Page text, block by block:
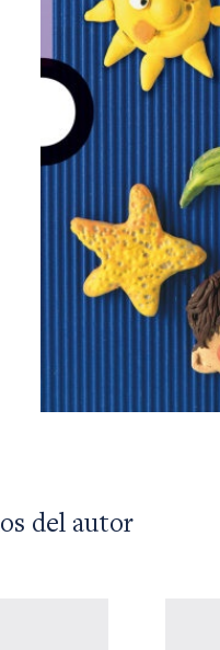
del autor